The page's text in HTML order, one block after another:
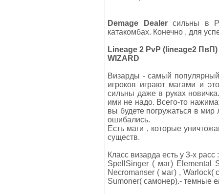
Demage Dealerсильны в
катакомбах. Конечно , для
Lineage 2 PvP (lineage2 ПвП)
WIZARD
Визарды - самый
игроков играют магами и
сильны даже в руках
ими не надо. Всего-то
вы будете погружаться в
ошибались.
Есть маги , которые
существ.
Класс визарда есть у 3-х
SpellSinger ( маг) Elemental
Necromanser ( маг) ,
Sumoner( самонер).- темные